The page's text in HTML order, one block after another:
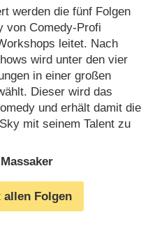
werden die fünf Folgen
von Comedy-Profi
leitet. Nach
wird unter den vier
in einer großen
Dieser wird das
und erhält damit die
mit seinem Talent zu
Folgen